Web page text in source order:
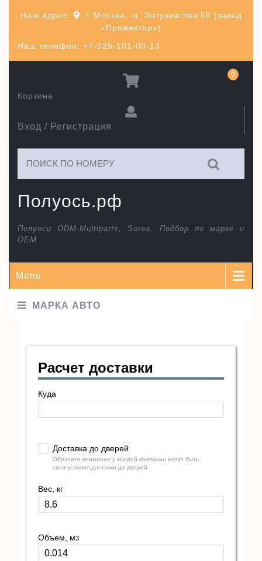
Наш телефон: +7-925-101-00-13
Наш адрес:
г. Москва, ш. Энтузиастов 56 (завод
«Прожектор»)
Полуось.рф
Полуоси ODM-Multiparts, Sorea. Подбор по марке и
ОЕМ
Вход / Регистрация
Корзина
0
Menu
МАРКА АВТО
Расчет доставки
Куда
Доставка до дверей
Обратите внимание у каждой компании могут быть
свои условия доставки до дверей.
Вес, кг
Объем, м3